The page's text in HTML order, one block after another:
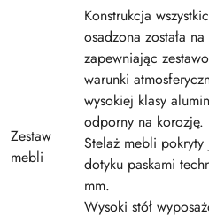
Zestaw
mebli
Konstrukcja
osadzona została
zapewniając
warunki
wysokiej klasy
odporny na korozję.
Stelaż mebli
dotyku paskami
mm.
Wysoki stół